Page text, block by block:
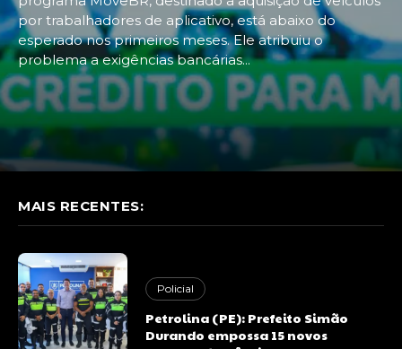
por trabalhadores de aplicativo, está abaixo do
esperado nos primeiros meses. Ele atribuiu o
problema a exigências bancárias...
MAIS RECENTES:
Policial
Petrolina (PE): Prefeito Simão
Durando empossa 15 novos